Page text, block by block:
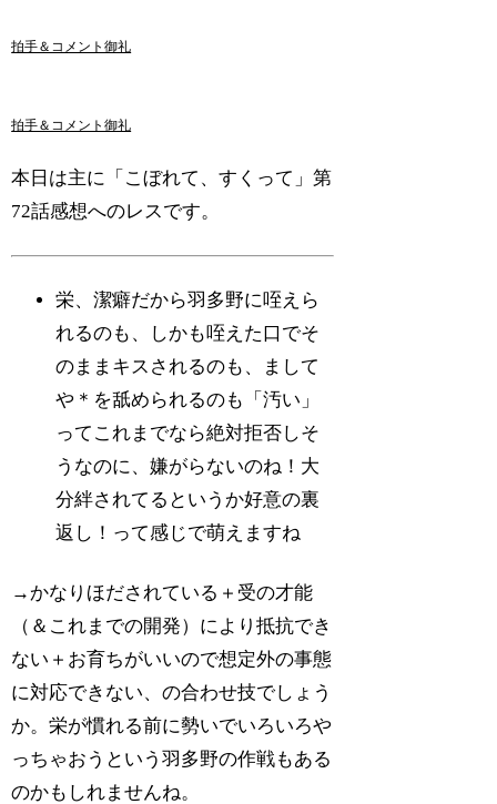
拍手＆コメント御礼
拍手＆コメント御礼
本日は主に「こぼれて、すくって」第
72話感想へのレスです。
栄、潔癖だから羽多野に咥えら
れるのも、しかも咥えた口でそ
のままキスされるのも、まして
や＊を舐められるのも「汚い」
ってこれまでなら絶対拒否しそ
うなのに、嫌がらないのね！大
分絆されてるというか好意の裏
返し！って感じで萌えますね
→かなりほだされている＋受の才能
（＆これまでの開発）により抵抗でき
ない＋お育ちがいいので想定外の事態
に対応できない、の合わせ技でしょう
か。栄が慣れる前に勢いでいろいろや
っちゃおうという羽多野の作戦もある
のかもしれませんね。